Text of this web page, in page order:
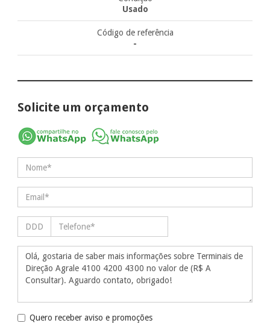
Usado
Código de referência
-
Solicite um orçamento
Quero receber aviso e promoções